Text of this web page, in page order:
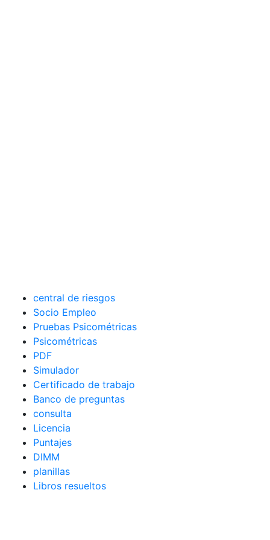
central de riesgos
Socio Empleo
Pruebas Psicométricas
Psicométricas
PDF
Simulador
Certificado de trabajo
Banco de preguntas
consulta
Licencia
Puntajes
DIMM
planillas
Libros resueltos